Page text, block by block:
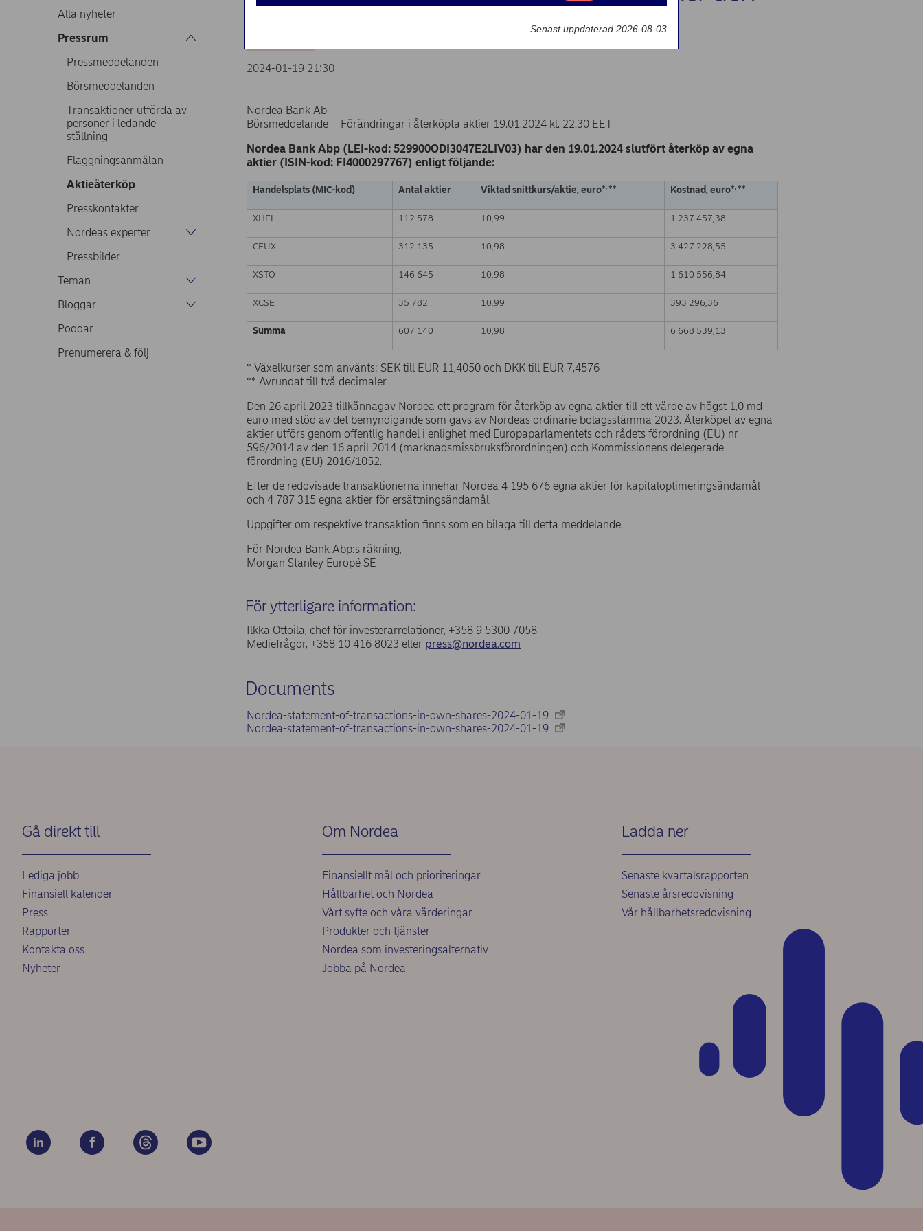
Alla nyheter
Pressrum
Pressmeddelanden
Börsmeddelanden
Transaktioner utförda av
personer i ledande
ställning
Flaggningsanmälan
Aktieåterköp
Presskontakter
Nordeas experter
Pressbilder
Teman
Bloggar
Poddar
Prenumerera & följ
2024-01-19 21:30
Nordea Bank Ab
Börsmeddelande – Förändringar i återköpta aktier 19.01.2024 kl. 22.30 EET
Nordea Bank Abp (LEI-kod: 529900ODI3047E2LIV03) har den 19.01.2024 slutfört återköp av egna
aktier (ISIN-kod: FI4000297767) enligt följande:
Handelsplats (MIC-kod) Antal aktier Viktad snittkurs/aktie, euro*,** Kostnad, euro*,**
XHEL 112 578 10,99 1 237 457,38
CEUX 312 135 10,98 3 427 228,55
XSTO 146 645 10,98 1 610 556,84
XCSE 35 782 10,99 393 296,36
Summa 607 140 10,98 6 668 539,13
* Växelkurser som använts: SEK till EUR 11,4050 och DKK till EUR 7,4576
** Avrundat till två decimaler
Den 26 april 2023 tillkännagav Nordea ett program för återköp av egna aktier till ett värde av högst 1,0 md
euro med stöd av det bemyndigande som gavs av Nordeas ordinarie bolagsstämma 2023. Återköpet av egna
aktier utförs genom offentlig handel i enlighet med Europaparlamentets och rådets förordning (EU) nr
596/2014 av den 16 april 2014 (marknadsmissbruksförordningen) och Kommissionens delegerade
förordning (EU) 2016/1052.
Efter de redovisade transaktionerna innehar Nordea 4 195 676 egna aktier för kapitaloptimeringsändamål
och 4 787 315 egna aktier för ersättningsändamål.
Uppgifter om respektive transaktion finns som en bilaga till detta meddelande.
För Nordea Bank Abp:s räkning,
Morgan Stanley Europé SE
För ytterligare information:
Ilkka Ottoila, chef för investerarrelationer, +358 9 5300 7058
Mediefrågor, +358 10 416 8023 eller press@nordea.com
Documents
Nordea-statement-of-transactions-in-own-shares-2024-01-19
Nordea-statement-of-transactions-in-own-shares-2024-01-19
Gå direkt till
Lediga jobb
Finansiell kalender
Press
Rapporter
Kontakta oss
Nyheter
Om Nordea
Finansiellt mål och prioriteringar
Hållbarhet och Nordea
Vårt syfte och våra värderingar
Produkter och tjänster
Nordea som investeringsalternativ
Jobba på Nordea
Ladda ner
Senaste kvartalsrapporten
Senaste årsredovisning
Vår hållbarhetsredovisning
Marknadsföring
Senast uppdaterad 2026-08-03